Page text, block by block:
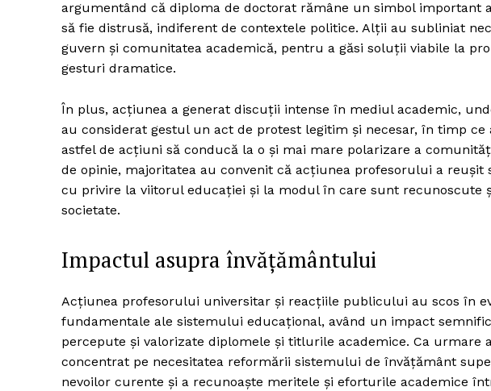
argumentând că diploma de doctorat rămâne un simbol important
să fie distrusă, indiferent de contextele politice. Alții au subliniat
guvern și comunitatea academică, pentru a găsi soluții viabile la
gesturi dramatice.
În plus, acțiunea a generat discuții intense în mediul academic,
au considerat gestul un act de protest legitim și necesar, în timp
astfel de acțiuni să conducă la o și mai mare polarizare a
de opinie, majoritatea au convenit că acțiunea profesorului a reușit
cu privire la viitorul educației și la modul în care sunt recunoscute
societate.
Impactul asupra învățământului
Acțiunea profesorului universitar și reacțiile publicului au scos în
fundamentale ale sistemului educațional, având un impact
percepute și valorizate diplomele și titlurile academice. Ca urmare
concentrat pe necesitatea reformării sistemului de învățământ
nevoilor curente și a recunoaște meritele și eforturile academice